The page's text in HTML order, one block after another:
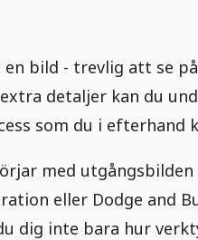
bild - trevlig att se
detaljer kan du
som du i efterhand
med
eller Dodge and
dig inte bara hur